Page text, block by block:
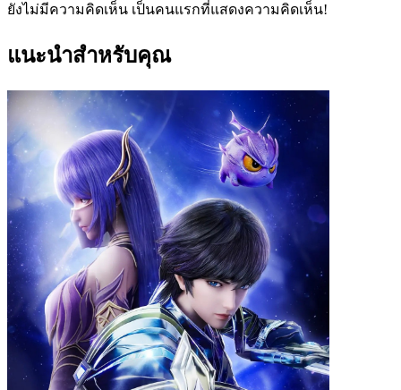
ยังไม่มีความคิดเห็น เป็นคนแรกที่แสดงความคิดเห็น!
แนะนำสำหรับคุณ